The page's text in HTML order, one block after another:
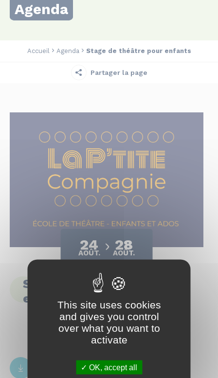
Agenda
Accueil Agenda Stage de théâtre pour enfants
Partager la page
24
AOÛT. 28
AOÛT.
Stage de théâtre pour
enfants
Télécharger le dépliant
This site uses cookies
and gives you control
over what you want to
activate
OK, accept all